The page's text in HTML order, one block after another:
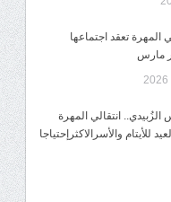
المهرة تعقد اجتماعها
مارس
الزُبيدي.. انتقالي المهرة
للأيتام والأسرالاكثرإحتياجا